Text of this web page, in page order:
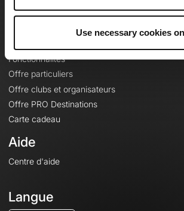
Use necessary cookies
Fonctionnalités
Offre particuliers
Offre clubs et organisateurs
Offre PRO Destinations
Carte cadeau
Aide
Centre d'aide
Langue